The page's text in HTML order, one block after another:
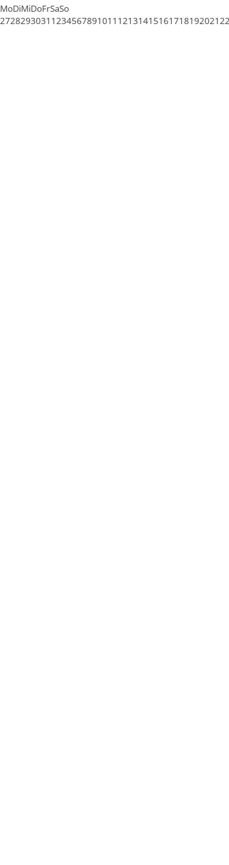
MoDiMiDoFrSaSo
2728293031 1234567891011 12131415161718192021